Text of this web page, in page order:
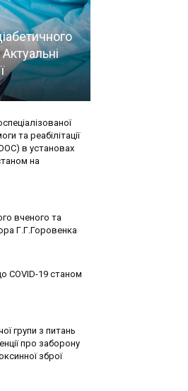
та реабілітації
в установах
на
вченого та
Г.Г.Горовенка
COVID-19 станом
групи з питань
про заборону
зброї